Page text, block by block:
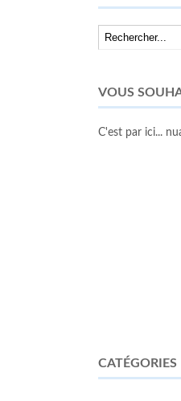
VOUS
C'est par ici...
CATÉGORIES